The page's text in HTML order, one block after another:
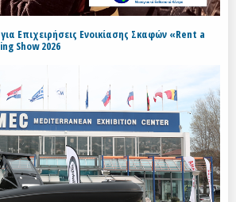
Επιχειρήσεις Ενοικίασης Σκαφών «Rent a
Show 2026